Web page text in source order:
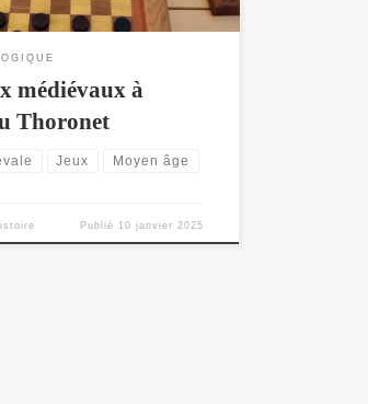
médiévaux à
Thoronet
Jeux Moyen âge
Publié 10 janvier 2025